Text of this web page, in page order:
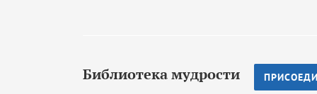
Библиотека мудрости